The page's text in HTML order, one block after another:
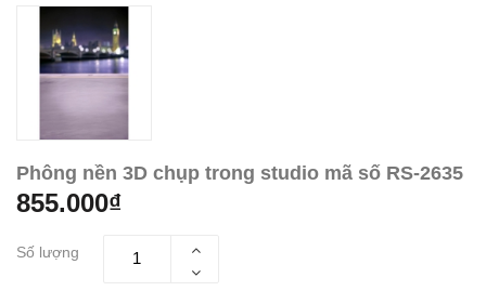
Phông nền 3D chụp trong studio mã số RS-2635
855.000₫
Số lượng